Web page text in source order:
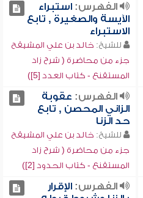
الفهرس:استبراء
الآيسة والصغيرة , تابع
الاستبراء
للشيخ: خالد بن علي المشيقح
جزء من محاضرة ( شرح زاد
المستقنع - كتاب العدد [5])
الفهرس: عقوبة
الزاني المحصن , تابع
حد الزنا
للشيخ: خالد بن علي المشيقح
جزء من محاضرة ( شرح زاد
المستقنع - كتاب الحدود [2])
الفهرس:الإقرار